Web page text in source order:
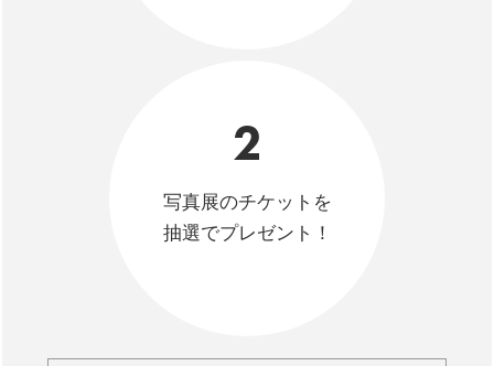
2
写真展のチケットを
抽選でプレゼント！